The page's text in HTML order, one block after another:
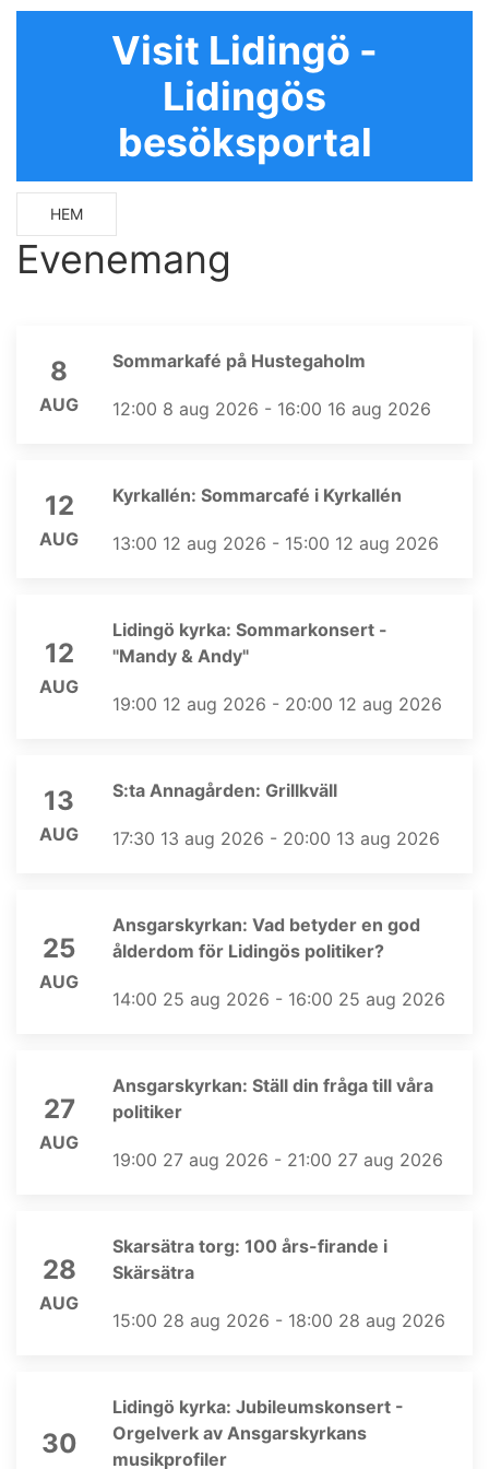
Visit Lidingö -
Lidingös
besöksportal
HEM
Evenemang
8
AUG
Sommarkafé på Hustegaholm
12:00 8 aug 2026 - 16:00 16 aug 2026
12
AUG
Kyrkallén: Sommarcafé i Kyrkallén
13:00 12 aug 2026 - 15:00 12 aug 2026
12
AUG
Lidingö kyrka: Sommarkonsert -
"Mandy & Andy"
19:00 12 aug 2026 - 20:00 12 aug 2026
13
AUG
S:ta Annagården: Grillkväll
17:30 13 aug 2026 - 20:00 13 aug 2026
25
AUG
Ansgarskyrkan: Vad betyder en god
ålderdom för Lidingös politiker?
14:00 25 aug 2026 - 16:00 25 aug 2026
27
AUG
Ansgarskyrkan: Ställ din fråga till våra
politiker
19:00 27 aug 2026 - 21:00 27 aug 2026
28
AUG
Skarsätra torg: 100 års-firande i
Skärsätra
15:00 28 aug 2026 - 18:00 28 aug 2026
30
Lidingö kyrka: Jubileumskonsert -
Orgelverk av Ansgarskyrkans
musikprofiler